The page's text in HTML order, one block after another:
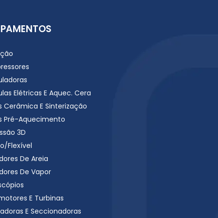
Elétricas E Aquec. Cera
Cerâmica E Sinterização
Pré-Aquecimento
3D
Flexível
De Areia
De Vapor
E Turbinas
E Seccionadoras